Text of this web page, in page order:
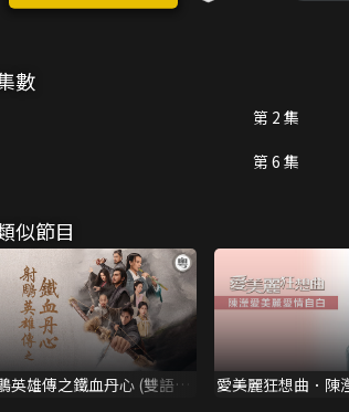
數
第 2 集
第 6 集
似節目
英雄傳之鐵血丹心 (雙語
愛美麗狂想曲．陳